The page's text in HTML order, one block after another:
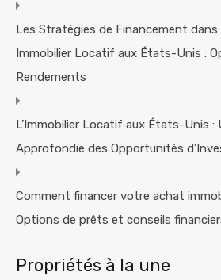
Les Stratégies de Financement dans
Immobilier Locatif aux États-Unis :
Rendements
L’Immobilier Locatif aux États-Unis :
Approfondie des Opportunités
Comment financer votre achat
Options de prêts et conseils
Propriétés à la une